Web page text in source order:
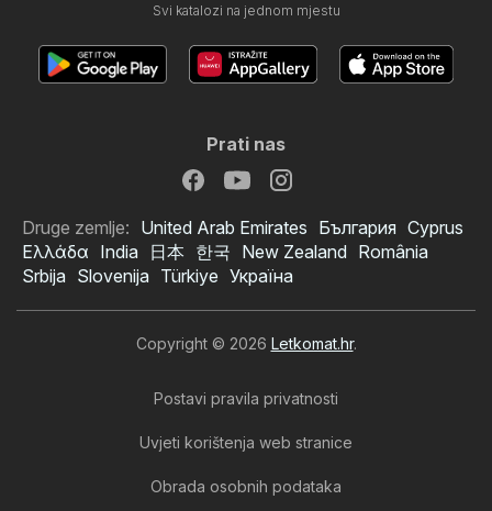
Svi katalozi na jednom mjestu
Prati nas
Druge zemlje: United Arab Emirates България Cyprus
Ελλάδα India 日本 한국 New Zealand România
Srbija Slovenija Türkiye Україна
Copyright © 2026 Letkomat.hr.
Postavi pravila privatnosti
Uvjeti korištenja web stranice
Obrada osobnih podataka